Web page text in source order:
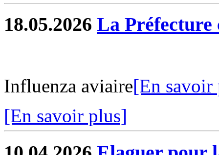
18.05.2026 La Préfecture
Influenza aviaire[En savoir
[En savoir plus]